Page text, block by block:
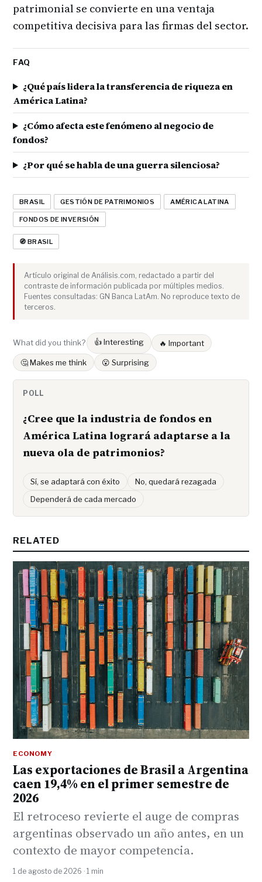
patrimonial se convierte en una ventaja
competitiva decisiva para las firmas del sector.
FAQ
¿Qué país lidera la transferencia de riqueza en
América Latina?
¿Cómo afecta este fenómeno al negocio de
fondos?
¿Por qué se habla de una guerra silenciosa?
BRASIL GESTIÓN DE PATRIMONIOS AMÉRICA LATINA
FONDOS DE INVERSIÓN
🧭 BRASIL
Artículo original de Análisis.com, redactado a partir del
contraste de información publicada por múltiples medios.
Fuentes consultadas: GN Banca LatAm. No reproduce texto de
terceros.
What did you think? 👍 Interesting 🔥 Important
🤔 Makes me think 😮 Surprising
POLL
¿Cree que la industria de fondos en
América Latina logrará adaptarse a la
nueva ola de patrimonios?
Sí, se adaptará con éxito
No, quedará rezagada
Dependerá de cada mercado
RELATED
ECONOMY
Las exportaciones de Brasil a Argentina
caen 19,4% en el primer semestre de
2026
El retroceso revierte el auge de compras
argentinas observado un año antes, en un
contexto de mayor competencia.
1 de agosto de 2026 · 1 min